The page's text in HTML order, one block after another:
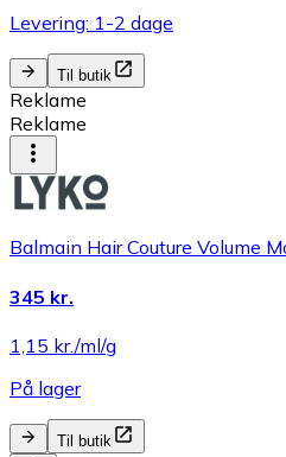
Levering: 1-2 dage
Til butik
Reklame
Reklame
Balmain Hair Couture Volume
345 kr.
1,15 kr./ml/g
På lager
Til butik